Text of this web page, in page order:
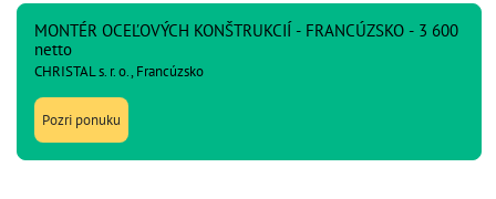
MONTÉR OCEĽOVÝCH KONŠTRUKCIÍ - FRANCÚZSKO - 3 600
netto
CHRISTAL s. r. o., Francúzsko
Pozri ponuku